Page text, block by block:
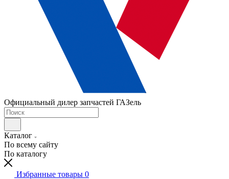
Официальный дилер запчастей ГАЗель
Каталог
По всему сайту
По каталогу
Избранные товары 0